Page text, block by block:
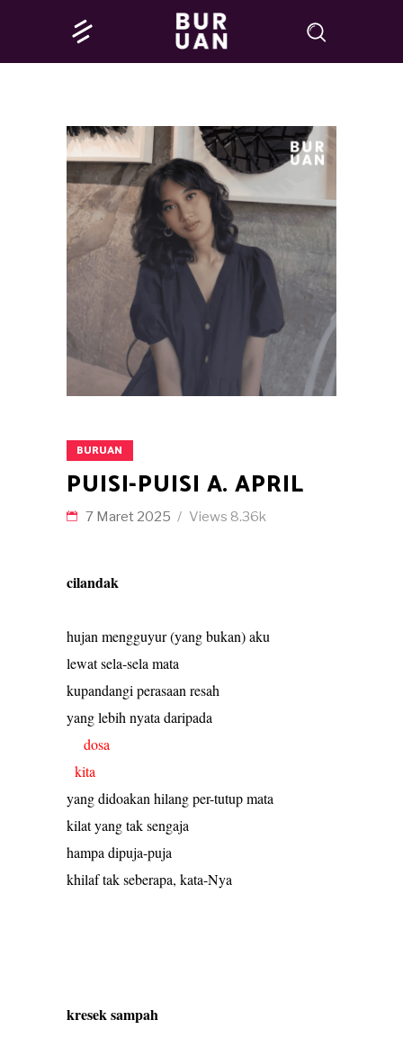
BURUAN
PUISI-PUISI A. APRIL
7 Maret 2025 Views 8.36k
cilandak
hujan mengguyur (yang bukan) aku
lewat sela-sela mata
kupandangi perasaan resah
yang lebih nyata daripada
dosa
kita
yang didoakan hilang per-tutup mata
kilat yang tak sengaja
hampa dipuja-puja
khilaf tak seberapa, kata-Nya
kresek sampah